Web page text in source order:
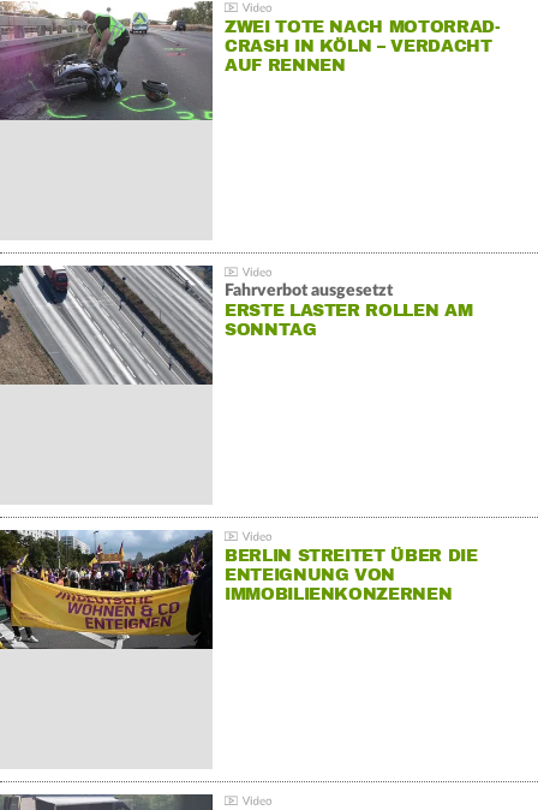
ZWEI TOTE NACH MOTORRAD-
CRASH IN KÖLN – VERDACHT
AUF RENNEN
Fahrverbot ausgesetzt
ERSTE LASTER ROLLEN AM
SONNTAG
BERLIN STREITET ÜBER DIE
ENTEIGNUNG VON
IMMOBILIENKONZERNEN